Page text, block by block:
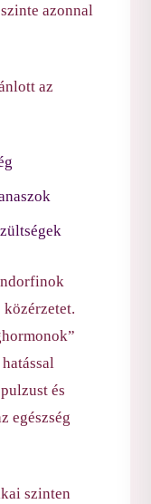
azonnal
az
és
egészség
szinten